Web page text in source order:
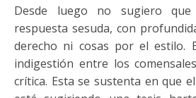
Desde luego no sugiero
respuesta sesuda, con
derecho ni cosas por el estilo.
indigestión entre los
crítica. Esta se sustenta en que